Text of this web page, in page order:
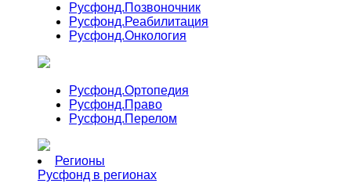
Русфонд.Позвоночник
Русфонд.Реабилитация
Русфонд.Онкология
Русфонд.Ортопедия
Русфонд.Право
Русфонд.Перелом
Регионы
Русфонд в регионах